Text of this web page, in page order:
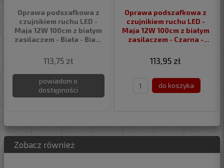
Oprawa podszafkowa z
czujnikiem ruchu LED -
Maja 12W 100cm z białym
zasilaczem - Biała - Biały
neutralny (4500K)
113,75 zł
powiadom o
dostępności
Oprawa podszafkowa z
czujnikiem ruchu LED -
Maja 12W 100cm z białym
zasilaczem - Czarna -
Biały neutralny (4500K)
113,95 zł
do koszyka
Zobacz również